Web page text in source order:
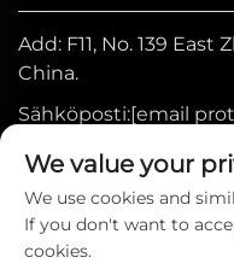
Add: F11, No. 139
China.
Sähköposti:[email
Mobiili:+86-
Puh:+86-025-
We value your
We use cookies and
If you don't want to
cookies.